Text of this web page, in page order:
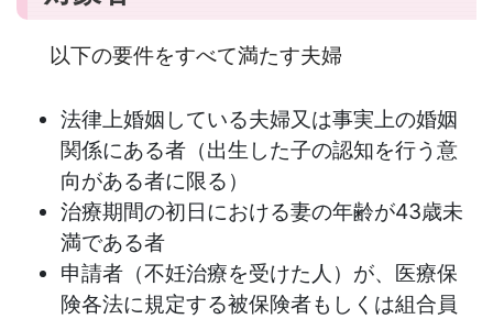
以下の要件をすべて満たす夫婦
法律上婚姻している夫婦又は事実上の婚姻
関係にある者（出生した子の認知を行う意
向がある者に限る）
治療期間の初日における妻の年齢が43歳未
満である者
申請者（不妊治療を受けた人）が、医療保
険各法に規定する被保険者もしくは組合員